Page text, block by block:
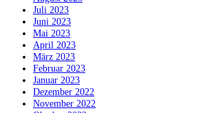
Juli 2023
Juni 2023
Mai 2023
April 2023
März 2023
Februar 2023
Januar 2023
Dezember 2022
November 2022